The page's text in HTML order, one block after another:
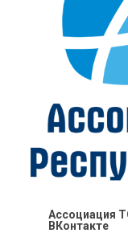
Ассоциация
ВКонтакте